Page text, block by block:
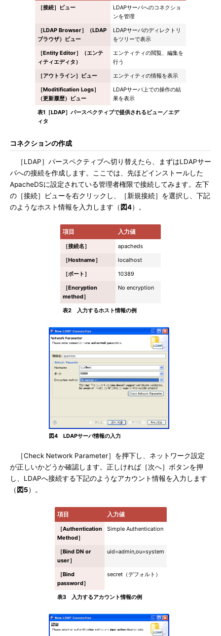
［接続］ビュー
LDAPサーバへのコネクショ
ンを管理
［LDAP Browser］（LDAP
ブラウザ）ビュー
LDAPサーバのディレクトリ
をツリーで表示
［Entity Editor］（エンテ
ィティエディタ）
エンティティの閲覧、編集を
行う
［アウトライン］ビュー
エンティティの情報を表示
［Moditification Logs］
（更新履歴）ビュー
LDAPサーバ上での操作の結
果を表示
表1［LDAP］パースペクティブで提供されるビュー／エデ
ィタ
コネクションの作成
［LDAP］パースペクティブへ切り替えたら、まずはLDAPサー
バへの接続を作成します。ここでは、先ほどインストールした
ApacheDSに設定されている管理者権限で接続してみます。左下
の［接続］ビューを右クリックし、［新規接続］を選択し、下記
のようなホスト情報を入力します（ 図4）。
項目 入力値
［接続名］
apacheds
［Hostname］
localhost
［ポート］
10389
［Encryption
method］
No encryption
表2 入力するホスト情報の例
図4 LDAPサーバ情報の入力
［Check Network Parameter］を押下し、ネットワーク設定
が正しいかどうか確認します。正しければ［次へ］ボタンを押
し、LDAPへ接続する下記のようなアカウント情報を入力します
（ 図5）。
項目 入力値
［Authentication
Method］
Simple Authentication
［Bind DN or
user］
uid=admin,ou=system
［Bind
password］
secret（デフォルト）
表3 入力するアカウント情報の例